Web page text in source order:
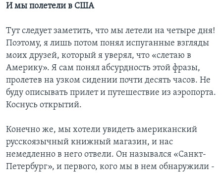
И мы полетели в США
Тут следует заметить, что мы летели на четыре дня!
Поэтому, я лишь потом понял испуганные взгляды
моих друзей, который я уверял, что «слетаю в
Америку». Я сам понял абсурдность этой фразы,
пролетев на узком сидении почти десять часов. Не
буду описывать прилет и путешествие из аэропорта.
Коснусь открытий.
Конечно же, мы хотели увидеть американский
русскоязычный книжный магазин, и нас
немедленно в него отвели. Он назывался «Санкт-
Петербург», и первого, кого мы в нем обнаружили -